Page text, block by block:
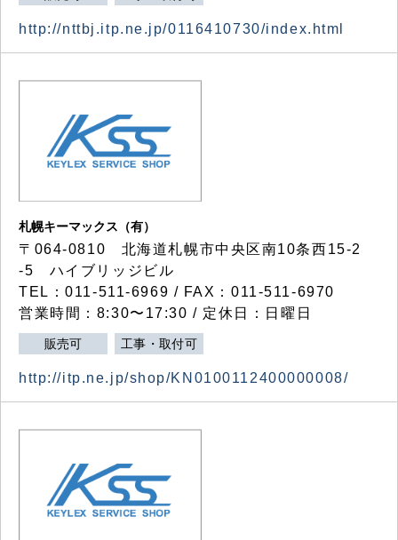
http://nttbj.itp.ne.jp/0116410730/index.html
札幌キーマックス（有）
〒064-0810 北海道札幌市中央区南10条西15-2
-5 ハイブリッジビル
TEL：011-511-6969 / FAX：011-511-6970
営業時間：8:30〜17:30 / 定休日：日曜日
販売可 工事・取付可
http://itp.ne.jp/shop/KN0100112400000008/